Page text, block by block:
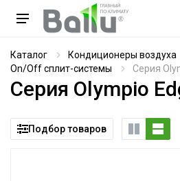
Каталог
Кондиционеры воздуха
On/Off сплит-системы
Серия
Серия Olympio
Подбор товаров